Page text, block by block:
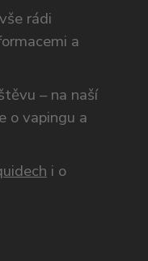
rádi
a
– na naší
o vapingu a
i o